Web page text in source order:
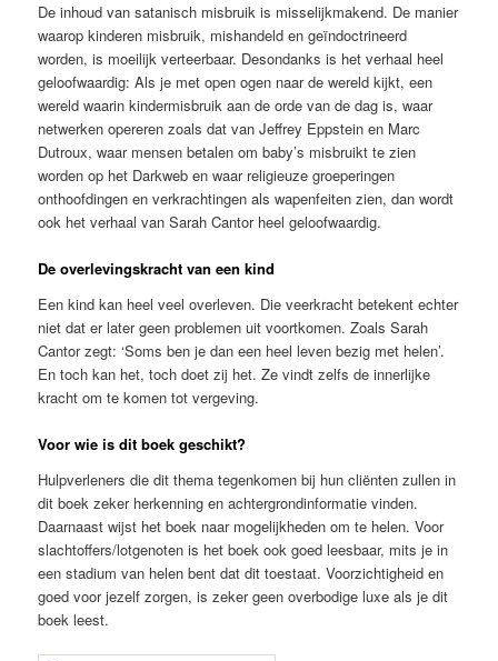
De inhoud van satanisch misbruik is misselijkmakend. De manier
waarop kinderen misbruik, mishandeld en geïndoctrineerd
worden, is moeilijk verteerbaar. Desondanks is het verhaal heel
geloofwaardig: Als je met open ogen naar de wereld kijkt, een
wereld waarin kindermisbruik aan de orde van de dag is, waar
netwerken opereren zoals dat van Jeffrey Eppstein en Marc
Dutroux, waar mensen betalen om baby’s misbruikt te zien
worden op het Darkweb en waar religieuze groeperingen
onthoofdingen en verkrachtingen als wapenfeiten zien, dan wordt
ook het verhaal van Sarah Cantor heel geloofwaardig.
De overlevingskracht van een kind
Een kind kan heel veel overleven. Die veerkracht betekent echter
niet dat er later geen problemen uit voortkomen. Zoals Sarah
Cantor zegt: ‘Soms ben je dan een heel leven bezig met helen’.
En toch kan het, toch doet zij het. Ze vindt zelfs de innerlijke
kracht om te komen tot vergeving.
Voor wie is dit boek geschikt?
Hulpverleners die dit thema tegenkomen bij hun cliënten zullen in
dit boek zeker herkenning en achtergrondinformatie vinden.
Daarnaast wijst het boek naar mogelijkheden om te helen. Voor
slachtoffers/lotgenoten is het boek ook goed leesbaar, mits je in
een stadium van helen bent dat dit toestaat. Voorzichtigheid en
goed voor jezelf zorgen, is zeker geen overbodige luxe als je dit
boek leest.